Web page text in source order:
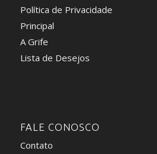
Política de Privacidade
Principal
A Grife
Lista de Desejos
FALE CONOSCO
Contato